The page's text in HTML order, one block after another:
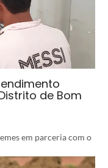
de Bom
em parceria com o